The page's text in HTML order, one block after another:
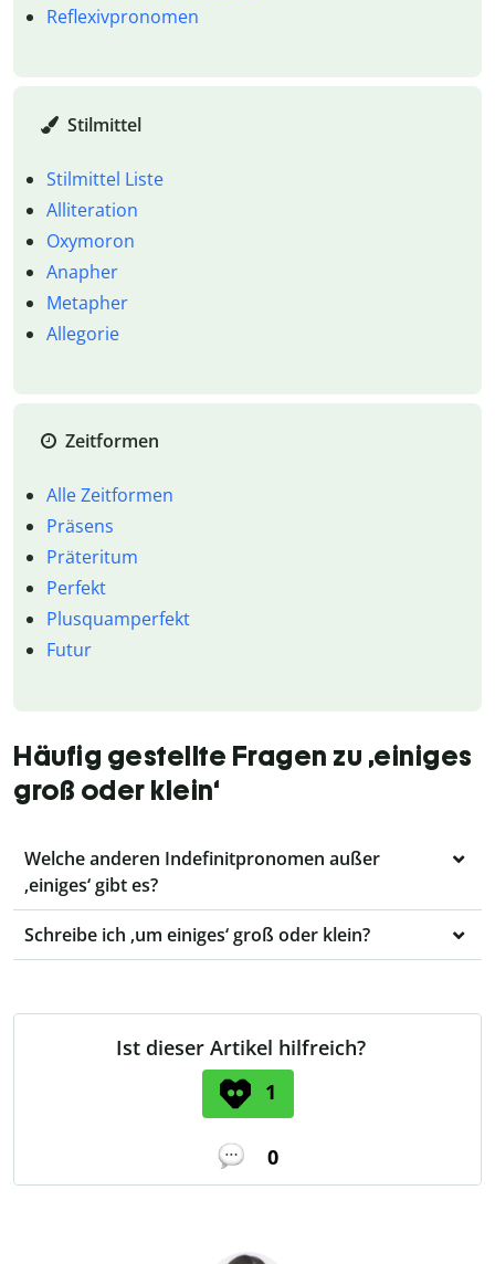
Reflexivpronomen
Stilmittel
Stilmittel Liste
Alliteration
Oxymoron
Anapher
Metapher
Allegorie
Zeitformen
Alle Zeitformen
Präsens
Präteritum
Perfekt
Plusquamperfekt
Futur
Häufig gestellte Fragen zu ‚einiges
groß oder klein‘
Welche anderen Indefinitpronomen außer
‚einiges‘ gibt es?
Schreibe ich ‚um einiges‘ groß oder klein?
Ist dieser Artikel hilfreich?
1
0